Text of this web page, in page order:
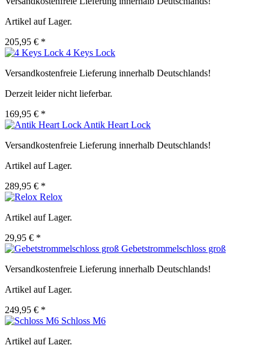
Artikel auf Lager.
205,95 € *
4 Keys Lock
Versandkostenfreie Lieferung innerhalb Deutschlands!
Derzeit leider nicht lieferbar.
169,95 € *
Antik Heart Lock
Versandkostenfreie Lieferung innerhalb Deutschlands!
Artikel auf Lager.
289,95 € *
Relox
Artikel auf Lager.
29,95 € *
Gebetstrommelschloss groß
Versandkostenfreie Lieferung innerhalb Deutschlands!
Artikel auf Lager.
249,95 € *
Schloss M6
Artikel auf Lager.